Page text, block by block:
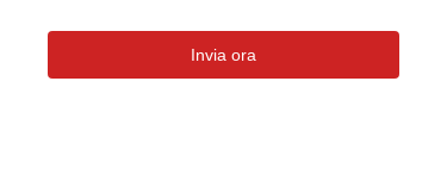
Invia ora